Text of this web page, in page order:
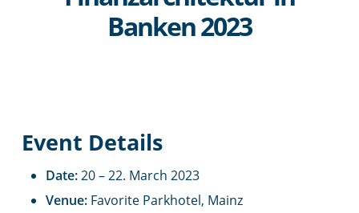
Banken 2023
Event Details
Date:20–22. March 2023
Venue: Favorite Parkhotel, Mainz